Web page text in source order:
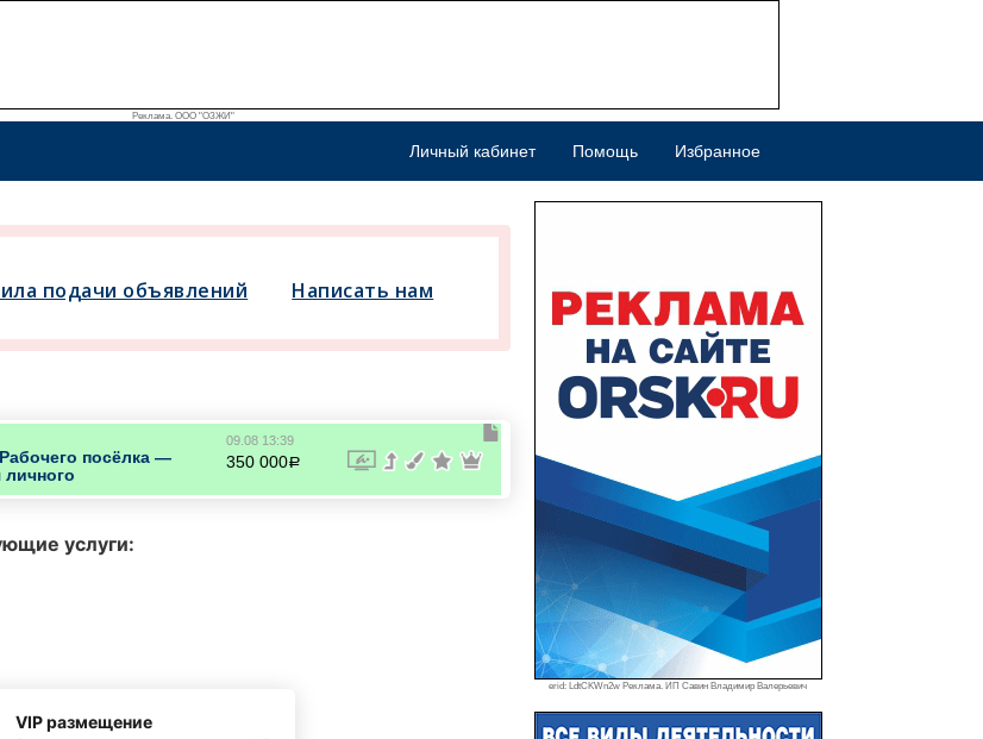
Реклама. ООО "ОЗЖИ"
Личный кабинет Помощь Избранное
erid: LdtCKWn2w Реклама. ИП Савин Владимир Валерьевич
подачи объявлений Написать нам
посёлка —
09.08 13:39
350 000a
услуги:
VIP размещение